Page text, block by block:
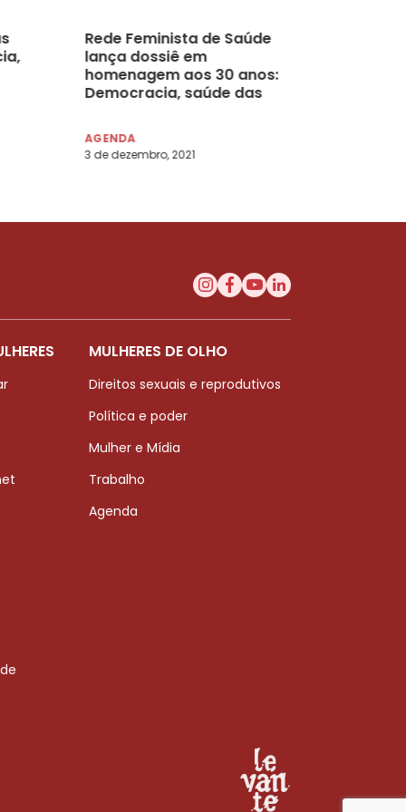
Rede Feminista de Saúde
lança dossiê em
homenagem aos 30 anos:
Democracia, saúde das
AGENDA
3 de dezembro, 2021
MULHERES DE OLHO
Direitos sexuais e reprodutivos
Política e poder
Mulher e Mídia
Trabalho
Agenda